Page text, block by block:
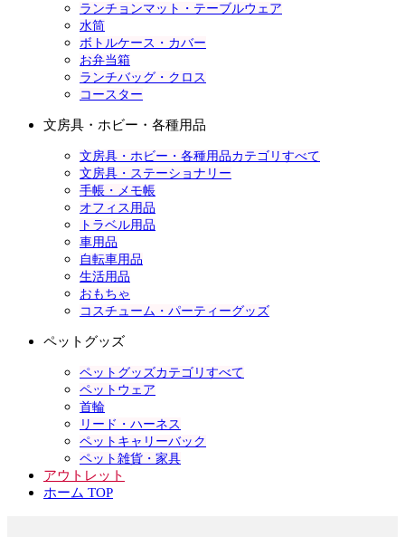
ランチョンマット・テーブルウェア
水筒
ボトルケース・カバー
お弁当箱
ランチバッグ・クロス
コースター
文房具・ホビー・各種用品
文房具・ホビー・各種用品カテゴリすべて
文房具・ステーショナリー
手帳・メモ帳
オフィス用品
トラベル用品
車用品
自転車用品
生活用品
おもちゃ
コスチューム・パーティーグッズ
ペットグッズ
ペットグッズカテゴリすべて
ペットウェア
首輪
リード・ハーネス
ペットキャリーバック
ペット雑貨・家具
アウトレット
ホーム TOP